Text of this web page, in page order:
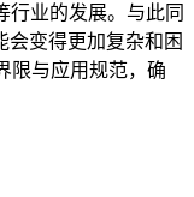
行业的发展。与此同
会变得更加复杂和困
限与应用规范，确